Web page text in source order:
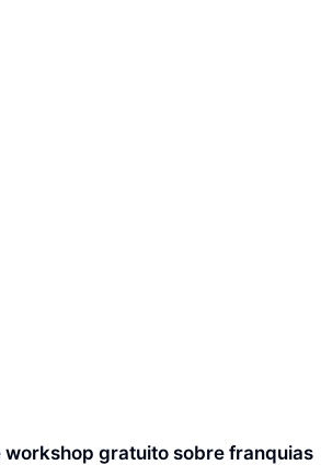
workshop gratuito sobre franquias